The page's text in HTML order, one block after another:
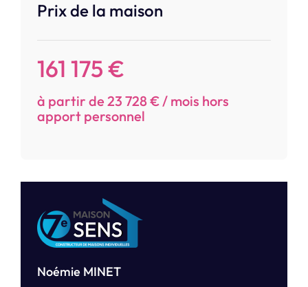
Prix de la maison
161 175 €
à partir de 23 728 € / mois hors
apport personnel
Noémie MINET